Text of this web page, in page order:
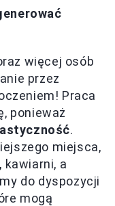
więcej osób
przez
Praca
ponieważ
.
miejsca,
kawiarni, a
do dyspozycji
mogą